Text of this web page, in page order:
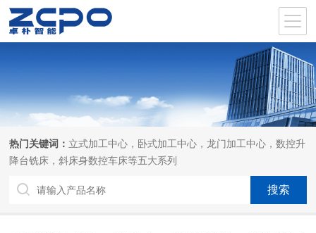
热门关键词： 立式加工中心，卧式加工中心，龙门加工中心，数控升
降台铣床，斜床身数控车床等五大系列